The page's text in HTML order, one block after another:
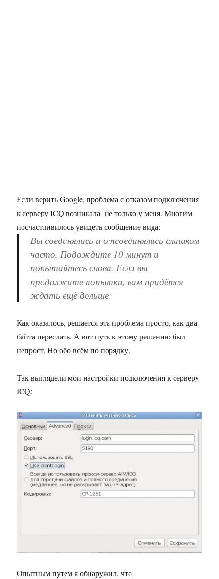
Если верить Google, проблема с отказом подключения
к серверу ICQ возникала не только у меня. Многим
посчастливилось увидеть сообщение вида:
Вы соединялись и отсоединялись слишком
часто. Подождите 10 минут и
попытайтесь снова. Если вы
продолжите попытки, вам придётся
ждать ещё дольше.
Как оказалось, решается эта проблема просто, как два
байта переслать. А вот путь к этому решению был
непрост. Но обо всём по порядку.
Так выглядели мои настройки подключения к серверу
ICQ:
Опытным путем я обнаружил, что